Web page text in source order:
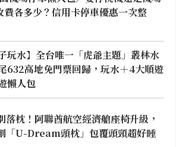
費各多少？信用卡停車優惠一次整
玩水】全台唯一「虎爺主題」叢林水
632高地免門票回歸，玩水＋4大順遊
懶人包
落枕！阿聯酋航空經濟艙座椅升級，
「U-Dream頭枕」包覆頭頸超好睡